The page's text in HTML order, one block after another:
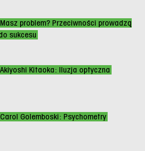
Masz problem? Przeciwności prowadzą
sukcesu
Akiyoshi Kitaoka: Iluzja optyczna
Carol Golemboski: Psychometry